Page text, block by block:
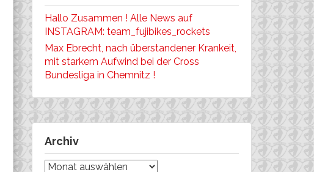
Hallo Zusammen ! Alle News auf
INSTAGRAM: team_fujibikes_rockets
Max Ebrecht, nach überstandener Krankeit,
mit starkem Aufwind bei der Cross
Bundesliga in Chemnitz !
Archiv
Archiv